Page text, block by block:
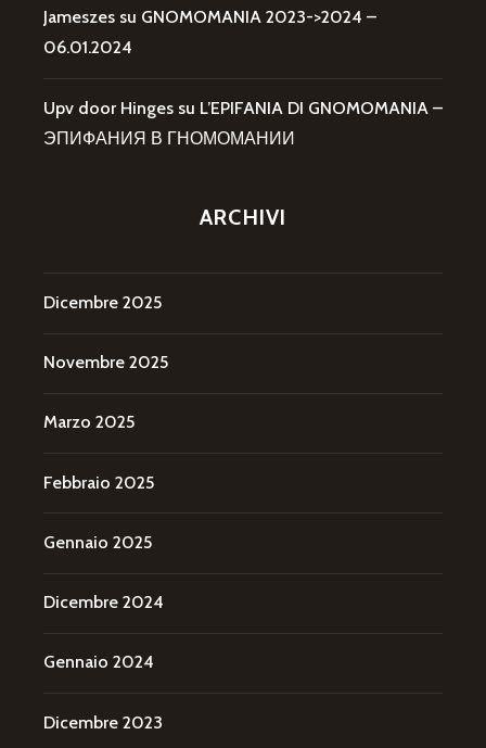
Jameszes su GNOMOMANIA 2023->2024 –
06.01.2024
Upv door Hinges su L’EPIFANIA DI GNOMOMANIA –
ЭПИФАНИЯ В ГНОМОМАНИИ
ARCHIVI
Dicembre 2025
Novembre 2025
Marzo 2025
Febbraio 2025
Gennaio 2025
Dicembre 2024
Gennaio 2024
Dicembre 2023